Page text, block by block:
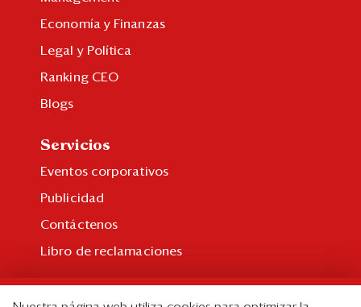
Economía y Finanzas
Legal y Política
Ranking CEO
Blogs
Servicios
Eventos corporativos
Publicidad
Contáctenos
Libro de reclamaciones